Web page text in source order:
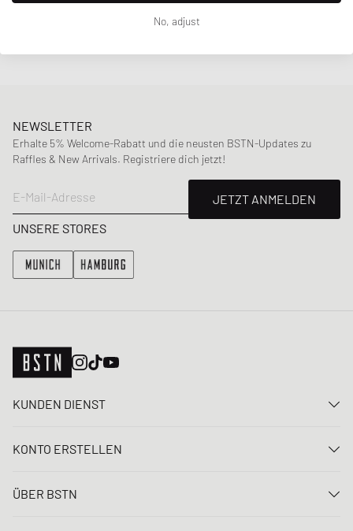
Seite 1von
NEWSLETTER
Erhalte 5% Welcome-Rabatt und die neusten BSTN-Updates zu
Raffles & New Arrivals. Registriere dich jetzt!
E-Mail-Adresse
JETZT ANMELDEN
UNSERE STORES
KUNDEN DIENST
FAQ
KONTO ERSTELLEN
Registrieren
ÜBER BSTN
No, adjust